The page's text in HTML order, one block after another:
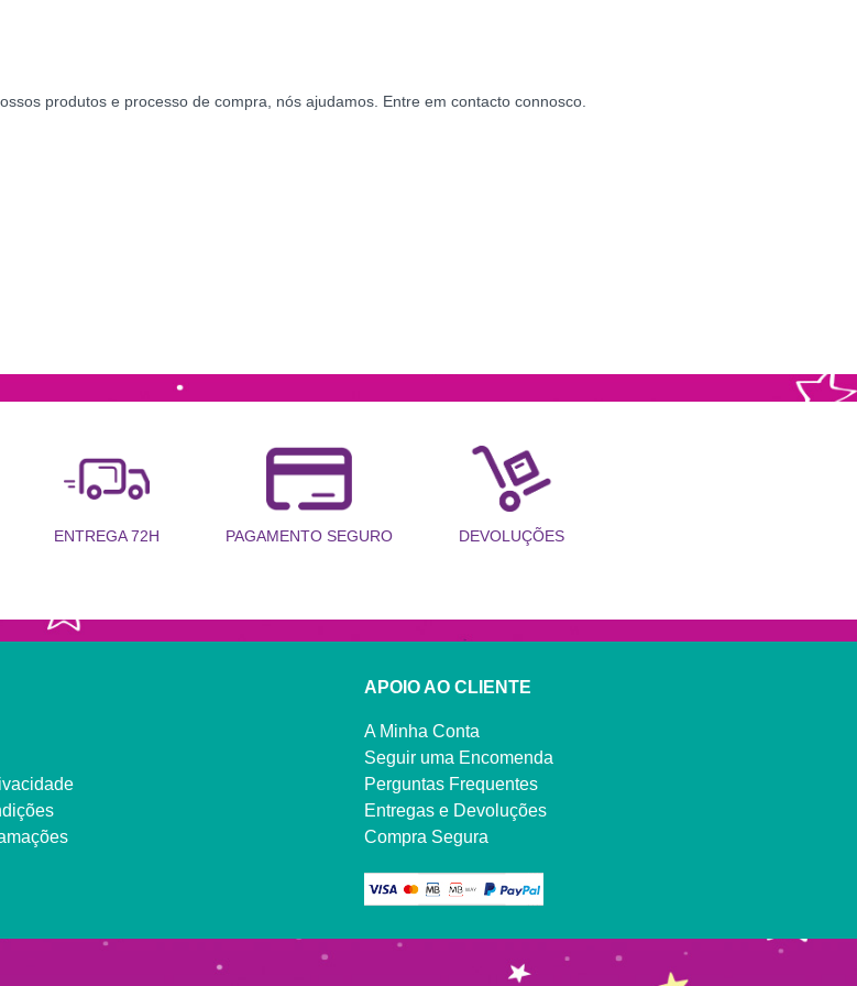
produtos e processo de compra, nós ajudamos. Entre em contacto connosco.
ENTREGA 72H PAGAMENTO SEGURO DEVOLUÇÕES
APOIO AO CLIENTE
A Minha Conta
Seguir uma Encomenda
Perguntas Frequentes
Entregas e Devoluções
Compra Segura